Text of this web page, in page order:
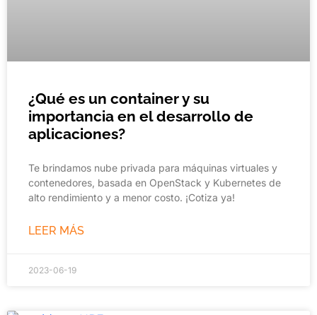
¿Qué es un container y su
importancia en el desarrollo de
aplicaciones?
Te brindamos nube privada para máquinas virtuales y
contenedores, basada en OpenStack y Kubernetes de
alto rendimiento y a menor costo. ¡Cotiza ya!
LEER MÁS
2023-06-19